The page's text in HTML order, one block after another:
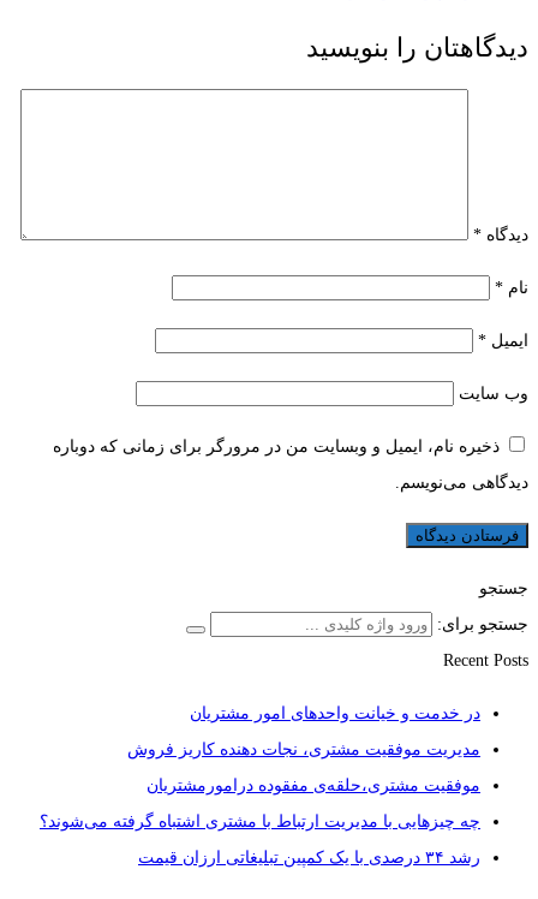
دیدگاهتان را بنویسید
دیدگاه *
نام *
ایمیل *
وب‌ سایت
ذخیره نام، ایمیل و وبسایت من در مرورگر برای زمانی که دوباره
دیدگاهی می‌نویسم.
جستجو
جستجو برای:
Recent Posts
در خدمت و خیانت واحدهای امور مشتریان
مدیریت موفقیت مشتری، نجات دهنده کاریز فروش
موفقیت مشتری،حلقه‌ی مفقوده درامورمشتریان
چه چیزهایی با مدیریت ارتباط با مشتری اشتباه گرفته می‌شوند؟
رشد ۳۴ درصدی با یک کمپین تبلیغاتی ارزان قیمت